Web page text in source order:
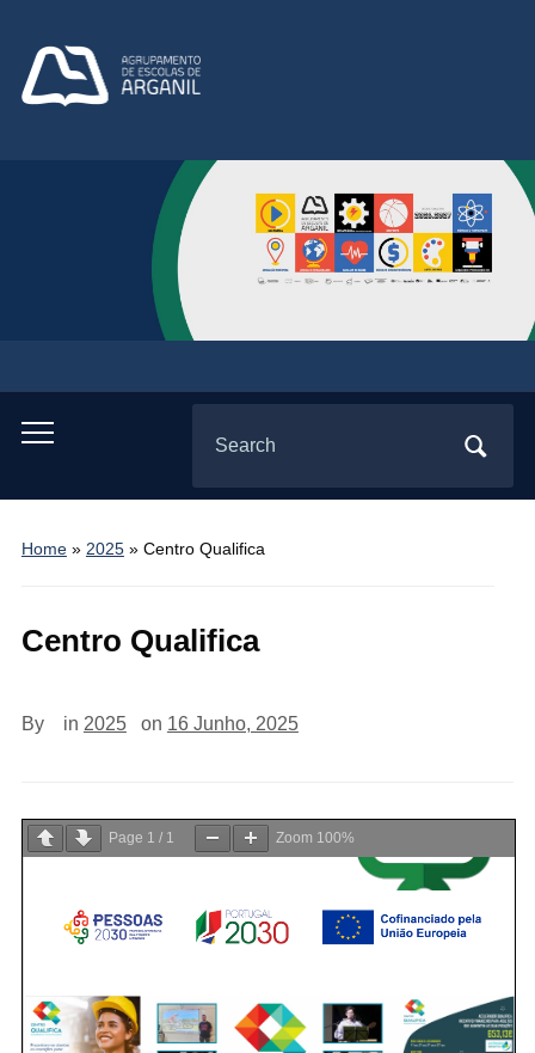
Toggle
menu
for:
Home» 2025» Centro Qualifica
Centro Qualifica
By in 2025 on 16 Junho, 2025
Page 1 / 1 Zoom 100%